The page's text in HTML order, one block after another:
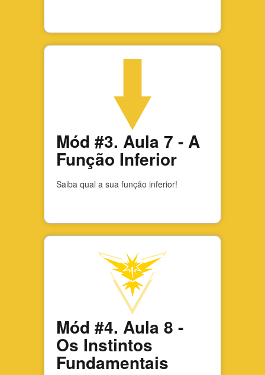
Mód #3. Aula 7 - A
Função Inferior
Saiba qual a sua função inferior!
Mód #4. Aula 8 -
Os Instintos
Fundamentais